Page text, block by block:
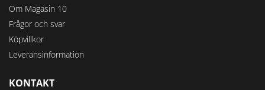
Om Magasin 10
Frågor och svar
Köpvillkor
Leveransinformation
KONTAKT